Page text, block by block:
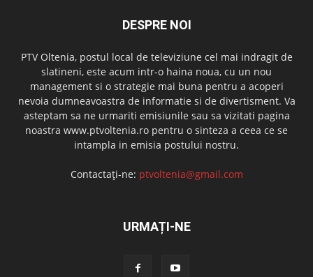
DESPRE NOI
PTV Oltenia, postul local de televiziune cel mai indragit de
slatineni, este acum intr-o haina noua, cu un nou
management si o strategie mai buna pentru a acoperi
nevoia dumneavoastra de informatie si de divertisment. Va
asteptam sa ne urmariti emisiunile sau sa vizitati pagina
noastra www.ptvoltenia.ro pentru o sinteza a ceea ce se
intampla in emisia postului nostru.
Contactați-ne: ptvoltenia@gmail.com
URMAȚI-NE